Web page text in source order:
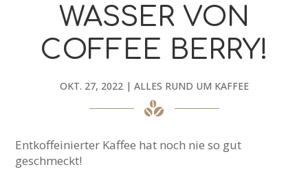
WASSER VON
COFFEE BERRY!
OKT. 27, 2022| ALLES RUND UM KAFFEE
Entkoffeinierter Kaffee hat noch nie so gut
geschmeckt!